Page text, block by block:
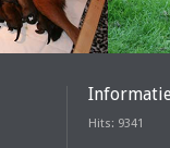
Hits: 9341